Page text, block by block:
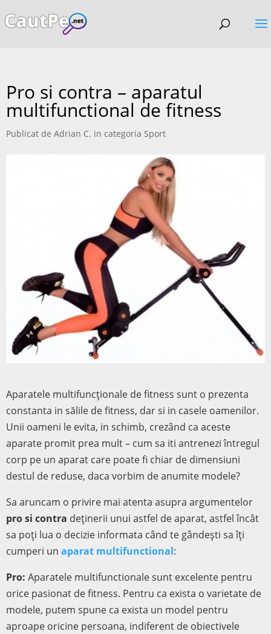
Pro si contra – aparatul
multifunctional de fitness
Publicat de Adrian C. in categoria Sport
Aparatele multifuncționale de fitness sunt o prezenta
constanta in sălile de fitness, dar si in casele oamenilor.
Unii oameni le evita, in schimb, crezând ca aceste
aparate promit prea mult – cum sa iti antrenezi întregul
corp pe un aparat care poate fi chiar de dimensiuni
destul de reduse, daca vorbim de anumite modele?
Sa aruncam o privire mai atenta asupra argumentelor
pro si contra deținerii unui astfel de aparat, astfel încât
sa poți lua o decizie informata când te gândești sa îți
cumperi un aparat multifunctional:
Pro: Aparatele multifunctionale sunt excelente pentru
orice pasionat de fitness. Pentru ca exista o varietate de
modele, putem spune ca exista un model pentru
aproape oricine persoana, indiferent de obiectivele